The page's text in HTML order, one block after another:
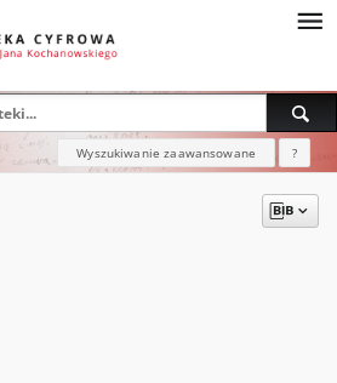
Wyszukiwanie zaawansowane ?